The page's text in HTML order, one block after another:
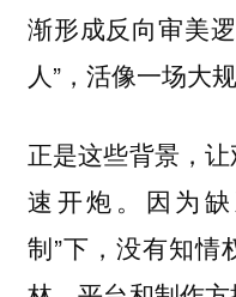
渐形成反向审美
人”，活像一场大
正是这些背景，
速开炮。因为
制”下，没有知情